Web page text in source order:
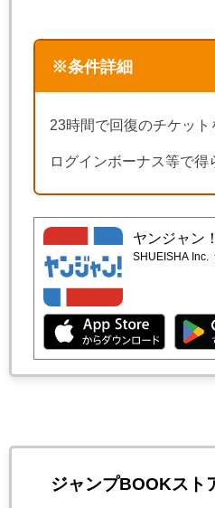
※条件詳細
23時間で回復のチケット
ログインボーナス等で得
ヤンジャン！
SHUEISHA Inc.
ジャンプBOOKスト